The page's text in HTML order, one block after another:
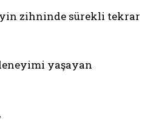
zihninde sürekli tekrar
yaşayan